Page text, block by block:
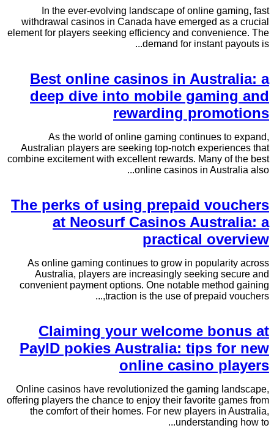
In the ever-evolving landscape of online gaming, fast
withdrawal casinos in Canada have emerged as a crucial
element for players seeking efficiency and convenience. The
demand for instant payouts is...
Best online casinos in Australia: a
deep dive into mobile gaming and
rewarding promotions
As the world of online gaming continues to expand,
Australian players are seeking top-notch experiences that
combine excitement with excellent rewards. Many of the best
online casinos in Australia also...
The perks of using prepaid vouchers
at Neosurf Casinos Australia: a
practical overview
As online gaming continues to grow in popularity across
Australia, players are increasingly seeking secure and
convenient payment options. One notable method gaining
traction is the use of prepaid vouchers,...
Claiming your welcome bonus at
PayID pokies Australia: tips for new
online casino players
Online casinos have revolutionized the gaming landscape,
offering players the chance to enjoy their favorite games from
the comfort of their homes. For new players in Australia,
understanding how to...